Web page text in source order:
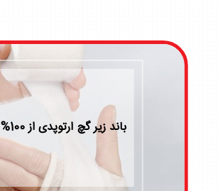
باند فایبر گلاس ارتوپدی